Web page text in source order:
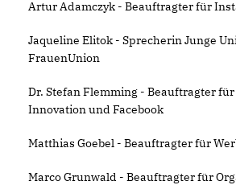
Artur Adamczyk - Beauftragter für
Jaqueline Elitok - Sprecherin Junge
FrauenUnion
Dr. Stefan Flemming - Beauftragter
Innovation und Facebook
Matthias Goebel - Beauftragter für
Marco Grunwald - Beauftragter für